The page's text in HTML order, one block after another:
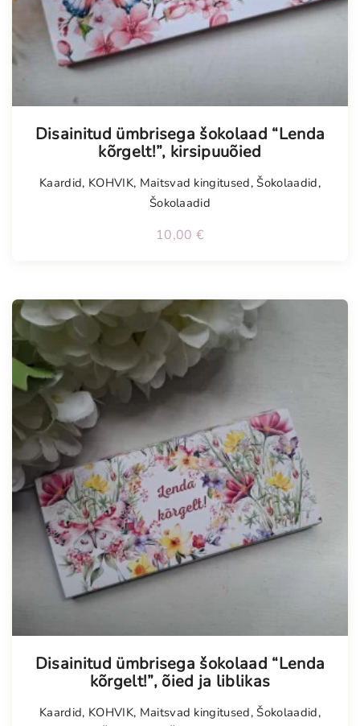
Disainitud ümbrisega šokolaad “Lenda
kõrgelt!”, kirsipuuõied
Kaardid, KOHVIK, Maitsvad kingitused,Šokolaadid,
Šokolaadid
10,00 €
Disainitud ümbrisega šokolaad “Lenda
kõrgelt!”, õied ja liblikas
Kaardid, KOHVIK, Maitsvad kingitused,Šokolaadid,